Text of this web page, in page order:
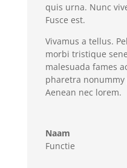
quis urna. Nunc
Fusce est.
Vivamus a tellus.
morbi tristique
malesuada fames
pharetra
Aenean nec lorem.
Naam
Functie